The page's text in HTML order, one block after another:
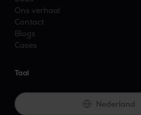
Ons verhaal
Contact
Blogs
Cases
Taal
Nederland